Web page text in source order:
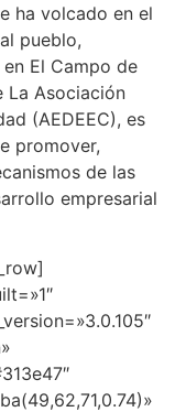
ha volcado en el
pueblo,
El Campo de
La Asociación
(AEDEEC), es
promover,
de las
empresarial